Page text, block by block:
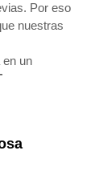
Por eso
nuestras
en un